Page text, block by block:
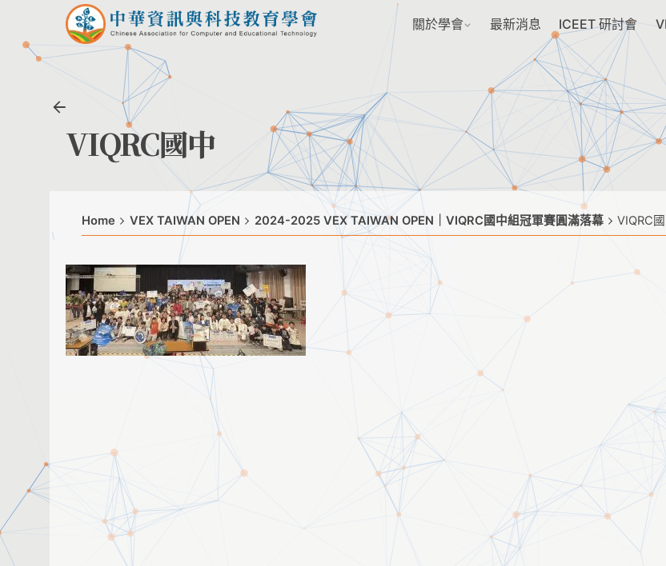
content
關於學會 最新消息 ICEET 研討會
VIQRC國中
Home VEX TAIWAN OPEN 2024-2025 VEX TAIWAN OPEN｜VIQRC國中組冠軍賽圓滿落幕 VIQRC